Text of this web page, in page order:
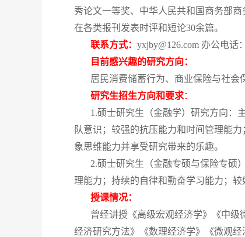
秀论文一等奖、中华人民共和国商务部
在各类报刊发表时评和短论30余篇。
联系方式： yxjby@126.com 办公电话
目前感兴趣的研究方向：
居民消费储蓄行为、商业保险与社
研究生招生方向和要求：
1.硕士研究生（金融学）研究方向：
队意识；较强的抗压能力和时间管理能
象思维能力并享受研究带来的乐趣。
2.硕士研究生（金融专硕与保险专硕
理能力；持续的自律和勤奋学习能力；
授课情况：
曾经讲授《高级宏观经济学》《中
经济研究方法》《数理经济学》《微观